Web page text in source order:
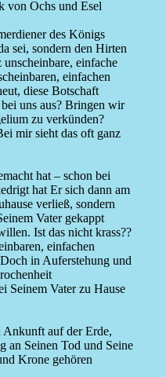
von Ochs und Esel
des Königs
sei, sondern den Hirten
einfache
einfachen
diese Botschaft
uns aus? Bringen wir
zu verkünden?
mir sieht das oft ganz
hat – schon bei
hat Er sich dann am
verließ, sondern
Vater gekappt
Ist das nicht krass??
einfachen
in Auferstehung und
Seinem Vater zu Hause
Ankunft auf der Erde,
an Seinen Tod und Seine
Krone gehören